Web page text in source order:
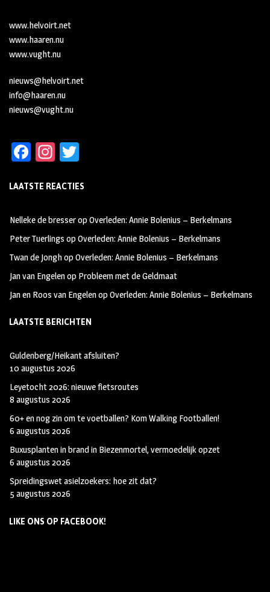
www.helvoirt.net
www.haaren.nu
www.vught.nu
nieuws@helvoirt.net
info@haaren.nu
nieuws@vught.nu
Fa
b
oo
k
In
ag
m
tt
LAATSTE REACTIES
Nelleke de bresseropOverleden: Annie Bolenius – Berkelmans
Peter Tuerlings opOverleden: Annie Bolenius – Berkelmans
Twan de JonghopOverleden: Annie Bolenius – Berkelmans
Jan van Engelenop Probleem met de Geldmaat
Jan en Roos van EngelenopOverleden: Annie Bolenius – Berkelmans
LAATSTE BERICHTEN
Guldenberg/Heikant afsluiten?
10 augustus 2026
Leyetocht 2026: nieuwe fietsroutes
8 augustus 2026
60+ en nog zin om te voetballen? Kom Walking Footballen!
6 augustus 2026
Buxusplanten in brand in Biezenmortel, vermoedelijk opzet
6 augustus 2026
Spreidingswet asielzoekers: hoe zit dat?
5 augustus 2026
LIKE ONS OP FACEBOOK!